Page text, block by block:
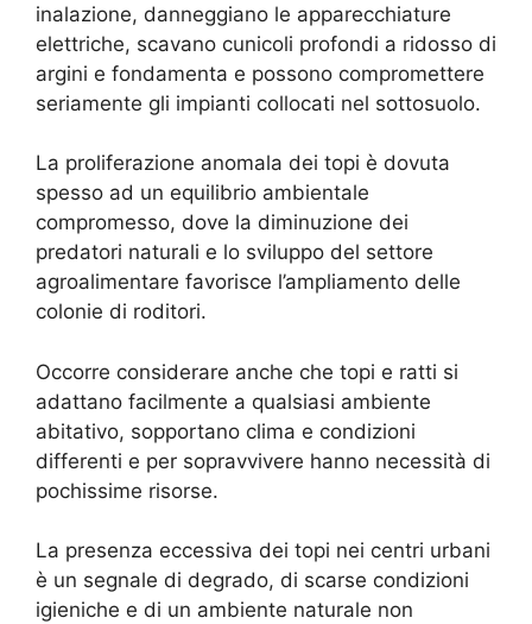
inalazione, danneggiano le apparecchiature
elettriche, scavano cunicoli profondi a ridosso di
argini e fondamenta e possono compromettere
seriamente gli impianti collocati nel sottosuolo.
La proliferazione anomala dei topi è dovuta
spesso ad un equilibrio ambientale
compromesso, dove la diminuzione dei
predatori naturali e lo sviluppo del settore
agroalimentare favorisce l’ampliamento delle
colonie di roditori.
Occorre considerare anche che topi e ratti si
adattano facilmente a qualsiasi ambiente
abitativo, sopportano clima e condizioni
differenti e per sopravvivere hanno necessità di
pochissime risorse.
La presenza eccessiva dei topi nei centri urbani
è un segnale di degrado, di scarse condizioni
igieniche e di un ambiente naturale non